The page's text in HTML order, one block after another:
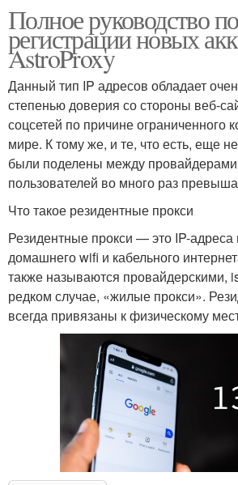
Полное руководство по
регистрации новых
AstroProxy
Данный тип IP адресов обладает
степенью доверия со стороны веб-
соцсетей по причине ограниченного
мире. К тому же, и те, что есть, еще
были поделены между
пользователей во много раз
Что такое резидентные прокси
Резидентные прокси — это IP-адреса
домашнего wifi и кабельного
также называются провайдерскими,
редком случае, «жилые прокси».
всегда привязаны к физическому